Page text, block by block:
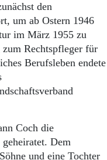
den
um ab Ostern 1946
im März 1955 zu
Rechtspfleger für
Berufsleben endete
Coch die
Dem
und eine Tochter